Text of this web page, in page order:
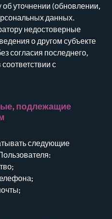
уточнении (обновлении,
данных.
недостоверные
о другом субъекте
согласия последнего,
соответствии с
подлежащие
следующие